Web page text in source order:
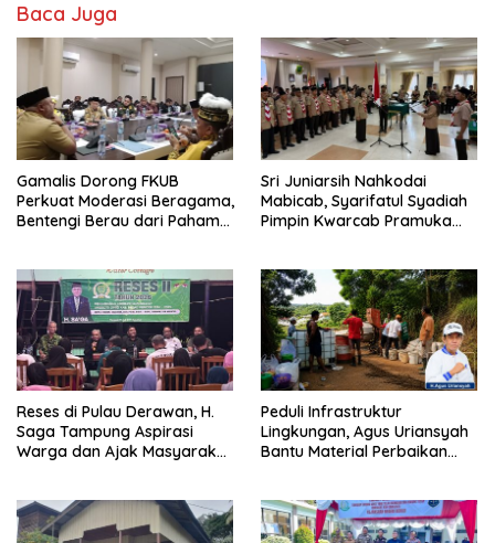
Baca Juga
Gamalis Dorong FKUB
Perkuat Moderasi Beragama,
Bentengi Berau dari Paham
Sri Juniarsih Nahkodai
Mabicab, Syarifatul Syadiah
Pimpin Kwarcab Pramuka
Reses di Pulau Derawan, H.
Saga Tampung Aspirasi
Warga dan Ajak Masyarakat
Peduli Infrastruktur
Lingkungan, Agus Uriansyah
Bantu Material Perbaikan